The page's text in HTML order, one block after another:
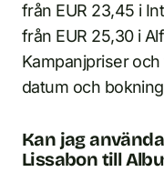
från EUR 23,45 i
från EUR 25,30 i
Kampanjpriser
datum och
Kan jag
Lissabon till